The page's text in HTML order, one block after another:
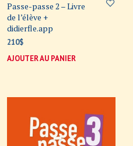
Passe-passe 2 – Livre
de l’élève +
didierfle.app
210$
AJOUTER AU PANIER